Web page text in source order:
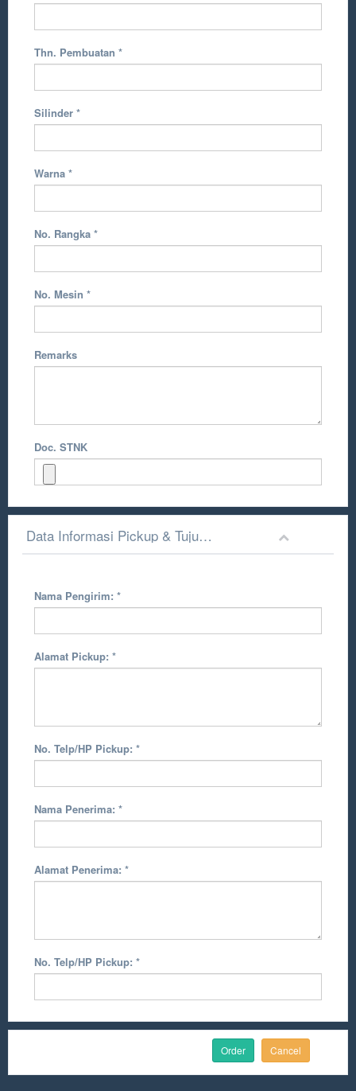
Thn. Pembuatan *
Silinder *
Warna *
No. Rangka *
No. Mesin *
Remarks
Doc. STNK
Data Informasi Pickup & Tujuan Pengiriman
Nama Pengirim: *
Alamat Pickup: *
No. Telp/HP Pickup: *
Nama Penerima: *
Alamat Penerima: *
No. Telp/HP Pickup: *
Cancel